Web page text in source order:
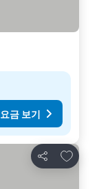
요금 보기
공유
즐겨찾